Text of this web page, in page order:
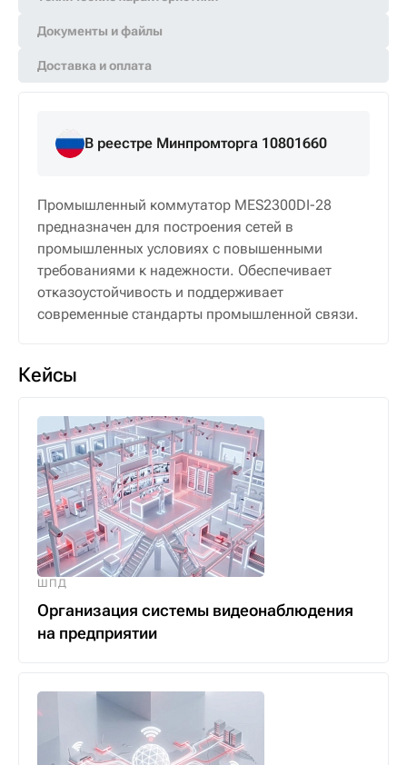
Документы и файлы
Доставка и оплата
В реестре Минпромторга 10801660
Промышленный коммутатор MES2300DI-28
предназначен для построения сетей в
промышленных условиях с повышенными
требованиями к надежности. Обеспечивает
отказоустойчивость и поддерживает
современные стандарты промышленной связи.
Кейсы
ШПД
Организация системы видеонаблюдения
на предприятии